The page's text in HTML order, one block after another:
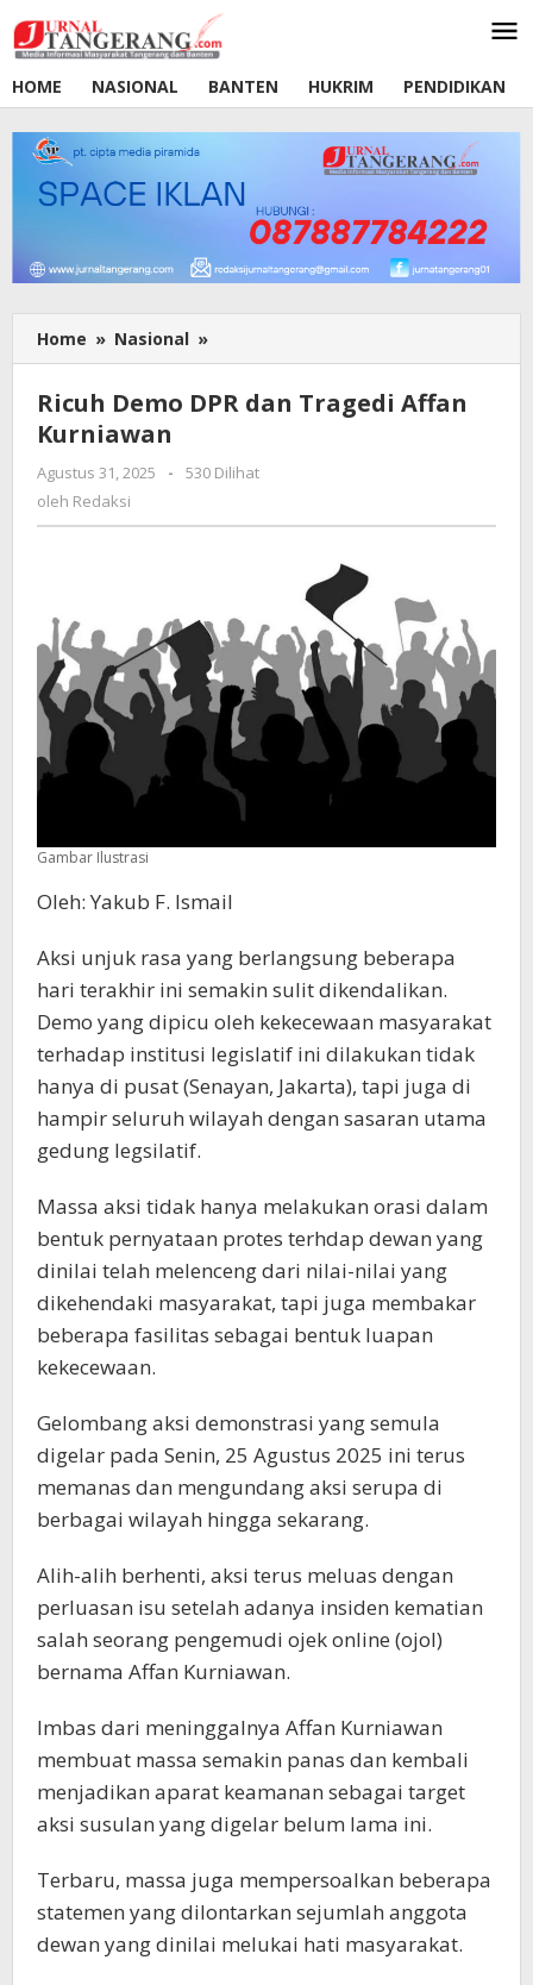
ke
konten
HOME
NASIONAL BANTEN HUKRIM PENDIDIKAN
Home » Nasional »
Demo
dan
Affan
Ricuh Demo DPR dan Tragedi Affan
Kurniawan
Agustus 31, 2025
oleh
-
530 Dilihat
oleh Redaksi
Gambar Ilustrasi
Oleh: Yakub F. Ismail
Aksi unjuk rasa yang berlangsung beberapa
hari terakhir ini semakin sulit dikendalikan.
Demo yang dipicu oleh kekecewaan masyarakat
terhadap institusi legislatif ini dilakukan tidak
hanya di pusat (Senayan, Jakarta), tapi juga di
hampir seluruh wilayah dengan sasaran utama
gedung legsilatif.
Massa aksi tidak hanya melakukan orasi dalam
bentuk pernyataan protes terhdap dewan yang
dinilai telah melenceng dari nilai-nilai yang
dikehendaki masyarakat, tapi juga membakar
beberapa fasilitas sebagai bentuk luapan
kekecewaan.
Gelombang aksi demonstrasi yang semula
digelar pada Senin, 25 Agustus 2025 ini terus
memanas dan mengundang aksi serupa di
berbagai wilayah hingga sekarang.
Alih-alih berhenti, aksi terus meluas dengan
perluasan isu setelah adanya insiden kematian
salah seorang pengemudi ojek online (ojol)
bernama Affan Kurniawan.
Imbas dari meninggalnya Affan Kurniawan
membuat massa semakin panas dan kembali
menjadikan aparat keamanan sebagai target
aksi susulan yang digelar belum lama ini.
Terbaru, massa juga mempersoalkan beberapa
statemen yang dilontarkan sejumlah anggota
dewan yang dinilai melukai hati masyarakat.